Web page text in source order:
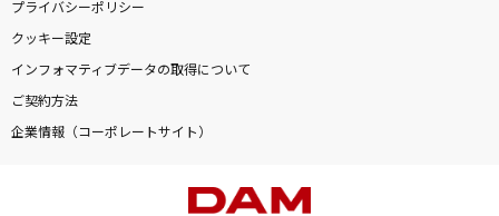
プライバシーポリシー
クッキー設定
インフォマティブデータの取得について
ご契約方法
企業情報（コーポレートサイト）